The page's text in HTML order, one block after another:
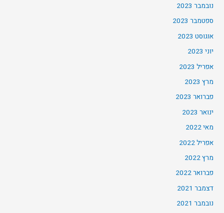
נובמבר 2023
ספטמבר 2023
אוגוסט 2023
יוני 2023
אפריל 2023
מרץ 2023
פברואר 2023
ינואר 2023
מאי 2022
אפריל 2022
מרץ 2022
פברואר 2022
דצמבר 2021
נובמבר 2021